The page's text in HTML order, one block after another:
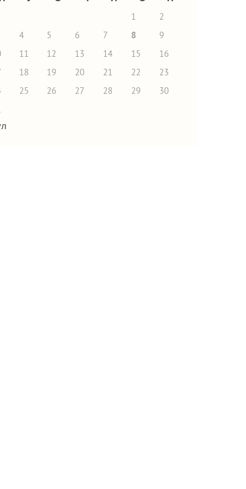
1
2
4 5 6 7 8
9
11 12 13 14 15
16
18 19 20 21 22
23
25 26 27 28 29
30